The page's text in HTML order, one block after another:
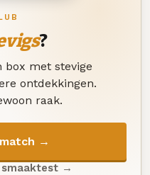
?
box met stevige
ontdekkingen.
raak.
→
smaaktest →